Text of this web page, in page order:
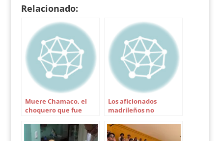
una oreja a cada toro
en el segundo festejo
de la feria de San
José. Escribano realizó
lo más destacado del
festejo, especialmente
con el bravucón sexto,
al que le dieron la…
Relacionado:
Muere Chamaco, el
choquero que fue
Los aficionados
madrileños no
2005